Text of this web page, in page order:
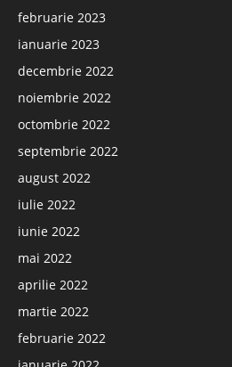
februarie 2023
ianuarie 2023
decembrie 2022
noiembrie 2022
octombrie 2022
septembrie 2022
august 2022
iulie 2022
iunie 2022
mai 2022
aprilie 2022
martie 2022
februarie 2022